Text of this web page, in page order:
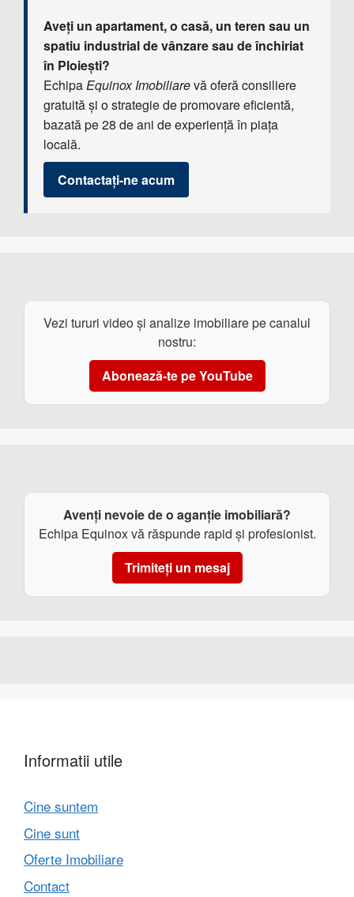
Aveți un apartament, o casă, un teren sau un
spatiu industrial de vânzare sau de închiriat
în Ploiești?
EchipaEquinox Imobiliarevă oferă consiliere
gratuită și o strategie de promovare eficientă,
bazată pe 28 de ani de experiență în piața
locală.
Contactați-ne acum
Vezi tururi video și analize imobiliare pe canalul
nostru:
Abonează-te pe YouTube
Avenți nevoie de o aganție imobiliară?
Echipa Equinox vă răspunde rapid și profesionist.
Trimiteți un mesaj
Informatii utile
Cine suntem
Cine sunt
Oferte Imobiliare
Contact